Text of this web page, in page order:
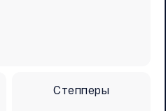
Степперы